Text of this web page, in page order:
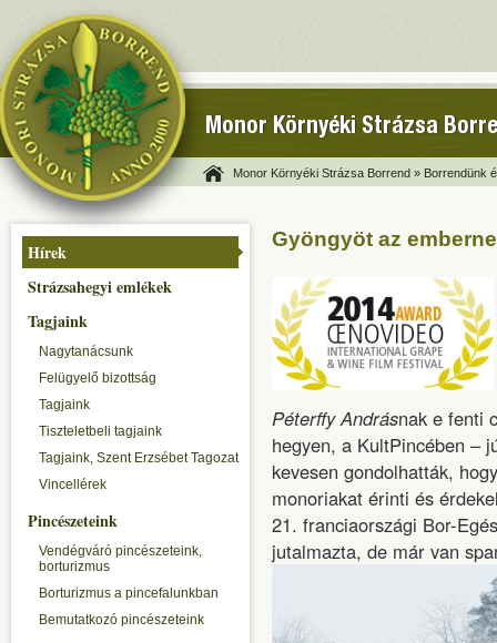
Monor Környéki Strázsa
Monor Környéki Strázsa Borrend » Borrendünk
Hírek
Strázsahegyi emlékek
Tagjaink
Nagytanácsunk
Felügyelő bizottság
Tagjaink
Tiszteletbeli tagjaink
Tagjaink, Szent Erzsébet Tagozat
Vincellérek
Pincészeteink
Vendégváró pincészeteink,
borturizmus
Borturizmus a pincefalunkban
Bemutatkozó pincészeteink
Gyöngyöt az
Péterffy Andrásnak e fenti
hegyen, a KultPincében –
kevesen gondolhatták,
monoriakat érinti és
21. franciaországi Bor-
jutalmazta, de már van